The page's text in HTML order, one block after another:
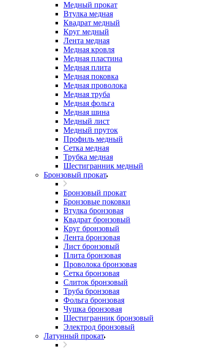
Медный прокат
Втулка медная
Квадрат медный
Круг медный
Лента медная
Медная кровля
Медная пластина
Медная плита
Медная поковка
Медная проволока
Медная труба
Медная фольга
Медная шина
Медный лист
Медный пруток
Профиль медный
Сетка медная
Трубка медная
Шестигранник медный
Бронзовый прокат
Бронзовый прокат
Бронзовые поковки
Втулка бронзовая
Квадрат бронзовый
Круг бронзовый
Лента бронзовая
Лист бронзовый
Плита бронзовая
Проволока бронзовая
Сетка бронзовая
Слиток бронзовый
Труба бронзовая
Фольга бронзовая
Чушка бронзовая
Шестигранник бронзовый
Электрод бронзовый
Латунный прокат